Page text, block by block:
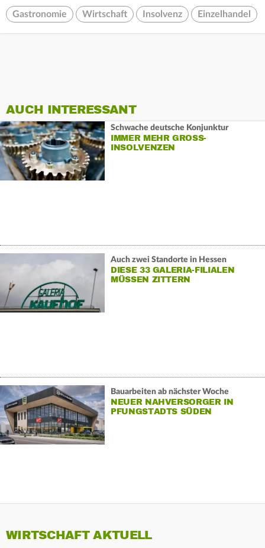
Gastronomie Wirtschaft Insolvenz Einzelhandel
AUCH INTERESSANT
Schwache deutsche Konjunktur
IMMER MEHR GROSS-I
NSOLVENZEN
Auch zwei Standorte in Hessen
DIESE 33 GALERIA-FILIALEN
MÜSSEN ZITTERN
Bauarbeiten ab nächster Woche
NEUER NAHVERSORGER IN
PFUNGSTADTS SÜDEN
WIRTSCHAFT AKTUELL